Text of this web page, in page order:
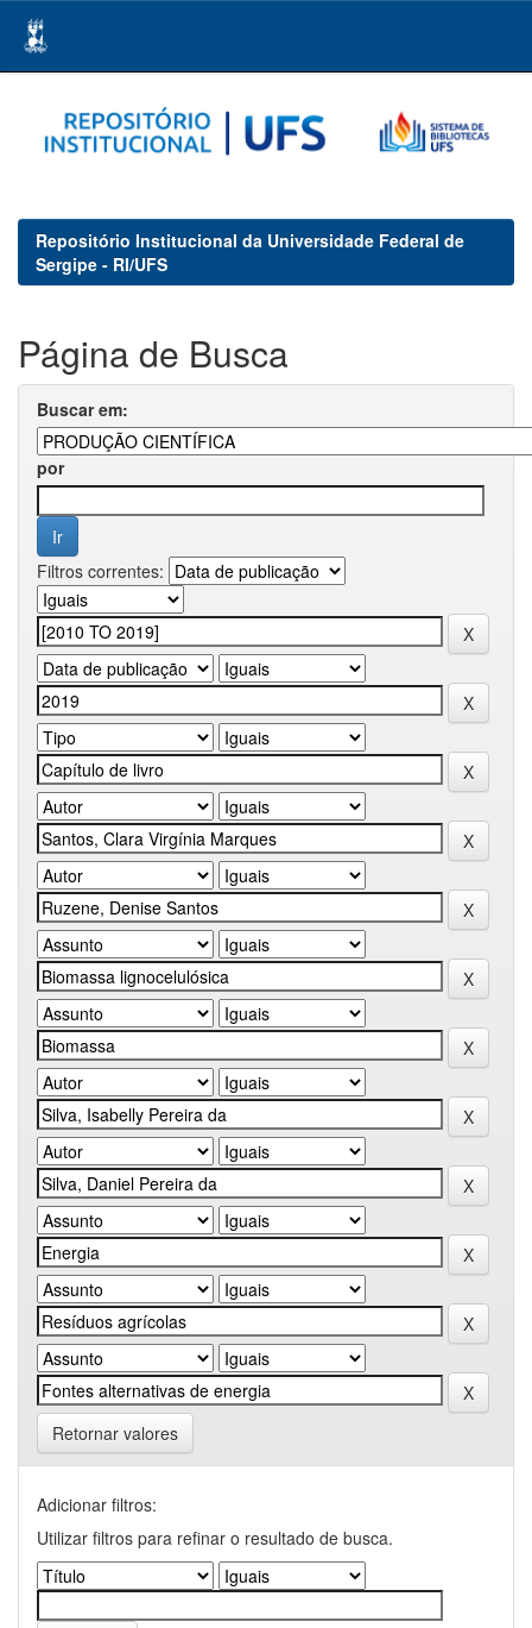
navigation
Repositório Institucional da Universidade Federal de
Sergipe - RI/UFS
Página de Busca
Buscar em:
por
Filtros correntes:
Retornar valores
Adicionar filtros:
Utilizar filtros para refinar o resultado de busca.